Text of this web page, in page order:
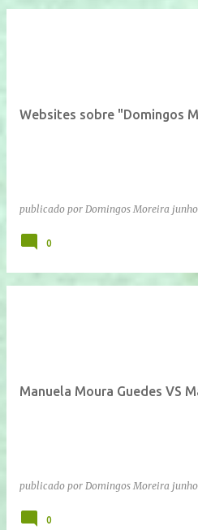
Websites sobre "Domingos
publicado por Domingos Moreira
0
Manuela Moura Guedes VS
publicado por Domingos Moreira
0